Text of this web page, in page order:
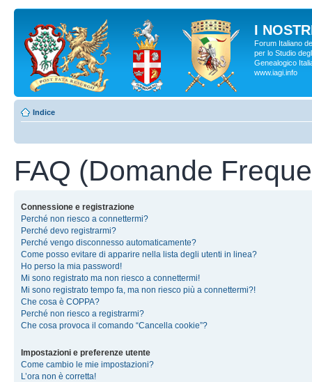
I
Forum Italiano
per lo Studio
Genealogico
www.iagi.info
Indice
FAQ (Domande
Connessione e registrazione
Perché non riesco a connettermi?
Perché devo registrarmi?
Perché vengo disconnesso automaticamente?
Come posso evitare di apparire nella lista degli utenti in linea?
Ho perso la mia password!
Mi sono registrato ma non riesco a connettermi!
Mi sono registrato tempo fa, ma non riesco più a connettermi?!
Che cosa è COPPA?
Perché non riesco a registrarmi?
Che cosa provoca il comando “Cancella cookie”?
Impostazioni e preferenze utente
Come cambio le mie impostazioni?
L’ora non è corretta!